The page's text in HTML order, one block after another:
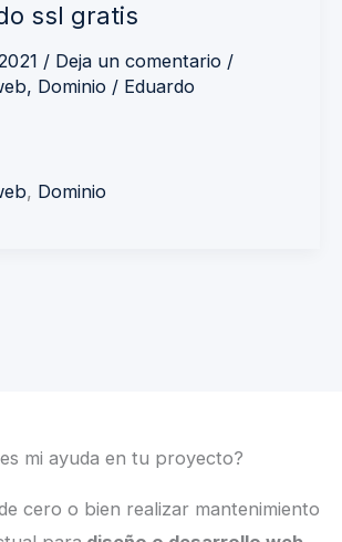
ssl gratis
/ Deja un comentario /
, Dominio / Eduardo
, Dominio
mi ayuda en tu proyecto?
cero o bien realizar mantenimiento